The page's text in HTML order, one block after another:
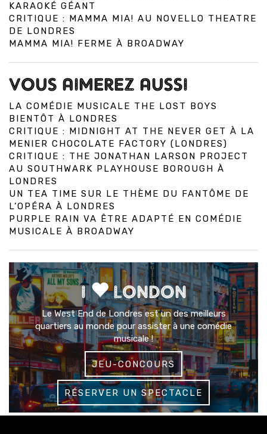
KARAOKÉ GÉANT
CRITIQUE : MAMMA MIA! AU NOVELLO THEATRE
DE LONDRES
MAMMA MIA! FERME À BROADWAY
VOUS AIMEREZ AUSSI
LA COMÉDIE MUSICALE THE LOST BOYS
BIENTÔT À LONDRES
CRITIQUE : MIDNIGHT AT THE NEVER GET À LA
MENIER CHOCOLATE FACTORY (LONDRES)
CRITIQUE : THE JONATHAN LARSON PROJECT
AU SOUTHWARK PLAYHOUSE BOROUGH À
LONDRES
UN TEA TIME SUR LE THÈME DU FANTÔME DE
L’OPÉRA À LONDRES
PURPLE RAIN VA ÊTRE ADAPTÉ EN COMÉDIE
MUSICALE À BROADWAY
I LONDON
Le West End de Londres est un des meilleurs
quartiers au monde pour assister à une comédie
musicale !
JEU-CONCOURS
RÉSERVER UN SPECTACLE